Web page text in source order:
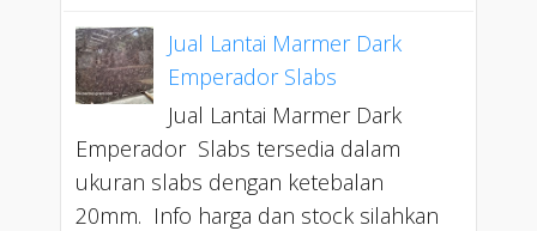
Jual Lantai Marmer Dark
Emperador Slabs
Jual Lantai Marmer Dark
Emperador Slabs tersedia dalam
ukuran slabs dengan ketebalan
20mm. Info harga dan stock silahkan